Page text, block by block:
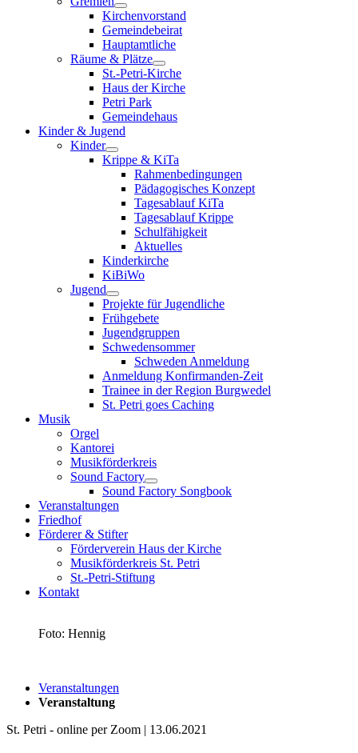
Kirchenvorstand
Gemeindebeirat
Hauptamtliche
Räume & Plätze
St.-Petri-Kirche
Haus der Kirche
Petri Park
Gemeindehaus
Kinder & Jugend
Kinder
Krippe & KiTa
Rahmenbedingungen
Pädagogisches Konzept
Tagesablauf KiTa
Tagesablauf Krippe
Schulfähigkeit
Aktuelles
Kinderkirche
KiBiWo
Jugend
Projekte für Jugendliche
Frühgebete
Jugendgruppen
Schwedensommer
Schweden Anmeldung
Anmeldung Konfirmanden-Zeit
Trainee in der Region Burgwedel
St. Petri goes Caching
Musik
Orgel
Kantorei
Musikförderkreis
Sound Factory
Sound Factory Songbook
Veranstaltungen
Friedhof
Förderer & Stifter
Förderverein Haus der Kirche
Musikförderkreis St. Petri
St.-Petri-Stiftung
Kontakt
Foto: Hennig
Veranstaltungen
Veranstaltung
St. Petri - online per Zoom | 13.06.2021